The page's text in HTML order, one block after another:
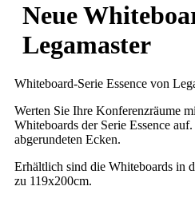
Neue
Legamaster
Whiteboard-Serie Essence von
Werten Sie Ihre Konferenzräume
Whiteboards der Serie Essence
abgerundeten Ecken.
Erhältlich sind die Whiteboards in
zu 119x200cm.